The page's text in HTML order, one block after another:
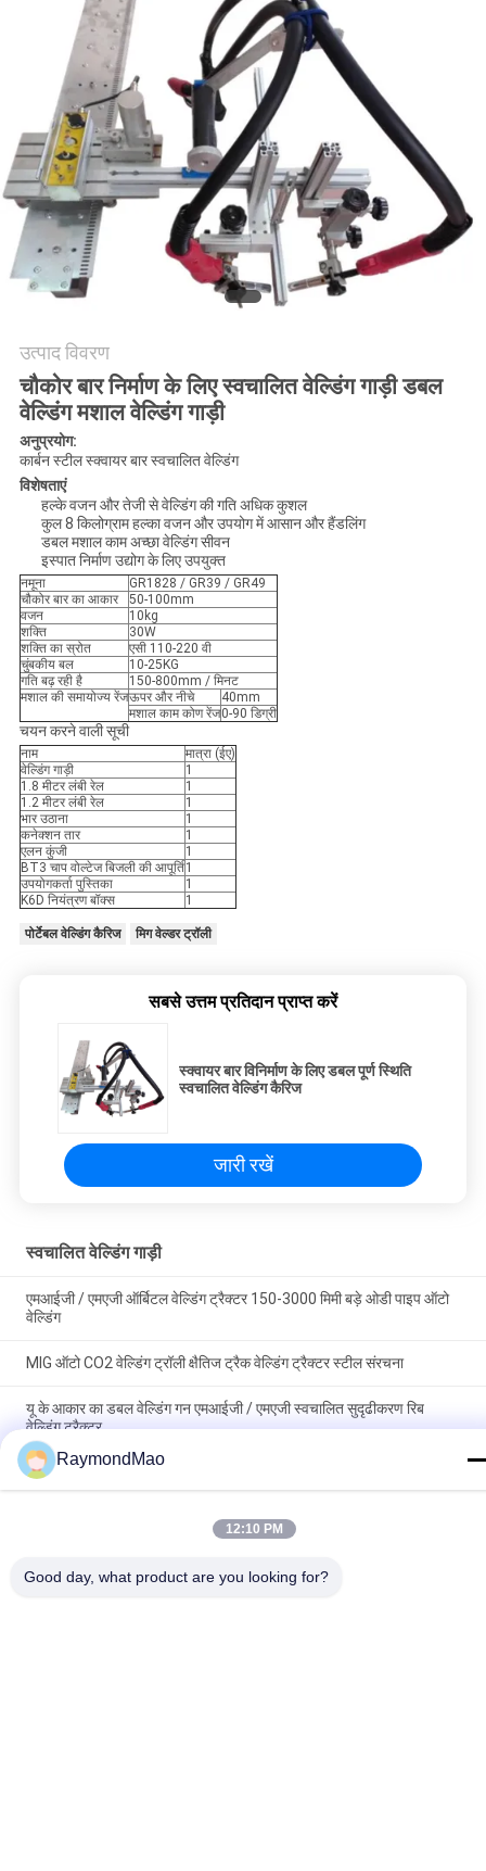
उत्पाद विवरण
चौकोर बार निर्माण के लिए स्वचालित वेल्डिंग गाड़ी डबल
वेल्डिंग मशाल वेल्डिंग गाड़ी
अनुप्रयोग:
कार्बन स्टील स्क्वायर बार स्वचालित वेल्डिंग
विशेषताएं
हल्के वजन और तेजी से वेल्डिंग की गति अधिक कुशल
कुल 8 किलोग्राम हल्का वजन और उपयोग में आसान और हैंडलिंग
डबल मशाल काम अच्छा वेल्डिंग सीवन
इस्पात निर्माण उद्योग के लिए उपयुक्त
नमूना
GR1828 / GR39 / GR49
चौकोर बार का आकार
50-100mm
वजन
10kg
शक्ति
30W
शक्ति का स्रोत
एसी 110-220 वी
चुंबकीय बल
10-25KG
गति बढ़ रही है
150-800mm / मिनट
मशाल की समायोज्य रेंजऊपर और नीचे
40mm
मशाल काम कोण रेंज0-90 डिग्री
चयन करने वाली सूची
नाम
मात्रा (ईए)
वेल्डिंग गाड़ी
1
1.8 मीटर लंबी रेल
1
1.2 मीटर लंबी रेल
1
भार उठाना
1
कनेक्शन तार
1
एलन कुंजी
1
BT3 चाप वोल्टेज बिजली की आपूर्ति1
उपयोगकर्ता पुस्तिका
1
K6D नियंत्रण बॉक्स
1
पोर्टेबल वेल्डिंग कैरिज मिग वेल्डर ट्रॉली
सबसे उत्तम प्रतिदान प्राप्त करें
स्क्वायर बार विनिर्माण के लिए डबल पूर्ण स्थिति
स्वचालित वेल्डिंग कैरिज
जारी रखें
स्वचालित वेल्डिंग गाड़ी
एमआईजी / एमएजी ऑर्बिटल वेल्डिंग ट्रैक्टर 150-3000 मिमी बड़े ओडी पाइप ऑटो
वेल्डिंग
MIG ऑटो CO2 वेल्डिंग ट्रॉली क्षैतिज ट्रैक वेल्डिंग ट्रैक्टर स्टील संरचना
यू के आकार का डबल वेल्डिंग गन एमआईजी / एमएजी स्वचालित सुदृढीकरण रिब
वेल्डिंग ट्रैक्टर
लोकप्रिय श्रेणियां सभी
RaymondMao
12:10 PM
Good day, what product are you looking for?